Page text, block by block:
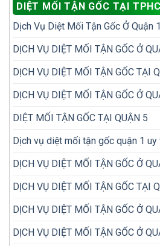
không
phải
diệt
diệt
nhiều
dễ
bị
bỏ
khi
kiểm
mối
nhà
DIỆT MỐI TẬN GỐC TẠI
Dịch Vụ Diệt Mối Tận Gốc Ở Quận
DỊCH VỤ DIỆT MỐI TẬN GỐC Ở
DỊCH VỤ DIỆT MỐI TẬN GỐC TẠI
DỊCH VỤ DIỆT MỐI TẬN GỐC Ở
DIỆT MỐI TẬN GỐC TẠI QUẬN 5
Dịch vụ diệt mối tận gốc quận 1
DỊCH VỤ DIỆT MỐI TẬN GỐC Ở
DỊCH VỤ DIỆT MỐI TẬN GỐC TẠI
DỊCH VỤ DIỆT MỐI TẬN GỐC Ở
DỊCH VỤ DIỆT MỐI TẬN GỐC Ở